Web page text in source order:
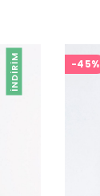
İNDIRIM -45%